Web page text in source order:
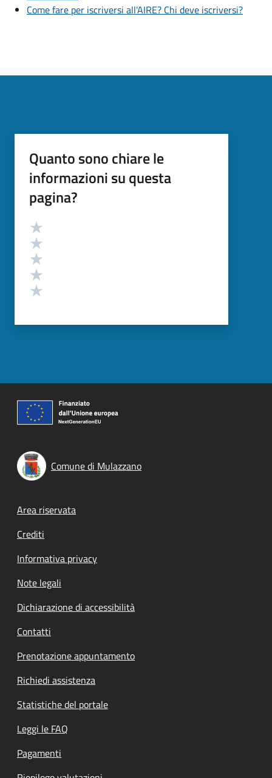
Come fare per iscriversi all'AIRE? Chi deve iscriversi?
Quanto sono chiare le
informazioni su questa
pagina?
Valutazione
Comune di Mulazzano
Footer menu
Area riservata
Crediti
Informativa privacy
Note legali
Dichiarazione di accessibilità
Contatti
Prenotazione appuntamento
Richiedi assistenza
Statistiche del portale
Leggi le FAQ
Pagamenti